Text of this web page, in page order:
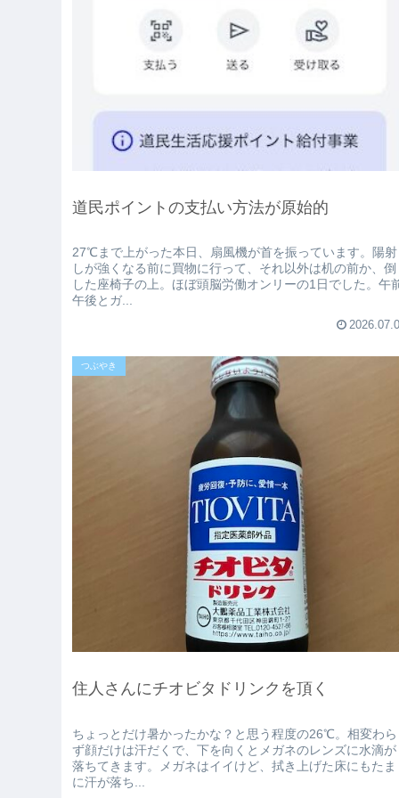
道民ポイントの支払い方法が原始的
27℃まで上がった本日、扇風機が首を振っています。陽射
しが強くなる前に買物に行って、それ以外は机の前か、倒
した座椅子の上。ほぼ頭脳労働オンリーの1日でした。午
午後とガ...
つぶやき
住人さんにチオビタドリンクを頂く
ちょっとだけ暑かったかな？と思う程度の26℃。相変わら
ず顔だけは汗だくで、下を向くとメガネのレンズに水滴が
落ちてきます。メガネはイイけど、拭き上げた床にもたま
に汗が落ち...